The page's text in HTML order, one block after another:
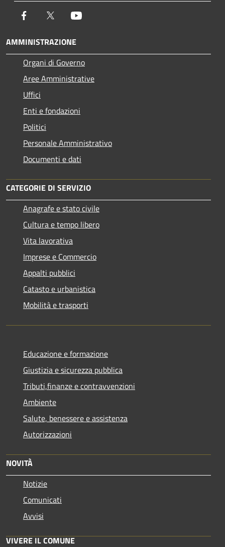
Facebook Twitter
AMMINISTRAZIONE
Organi di Governo
Aree Amministrative
Uffici
Enti e fondazioni
Politici
Personale Amministrativo
Documenti e dati
CATEGORIE DI SERVIZIO
Anagrafe e stato civile
Cultura e tempo libero
Vita lavorativa
Imprese e Commercio
Appalti pubblici
Catasto e urbanistica
Mobilità e trasporti
Educazione e formazione
Giustizia e sicurezza pubblica
Tributi,finanze e contravvenzioni
Ambiente
Salute, benessere e assistenza
Autorizzazioni
NOVITÀ
Notizie
Comunicati
Avvisi
VIVERE IL COMUNE